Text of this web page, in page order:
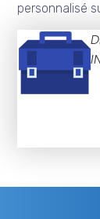
personnalisé